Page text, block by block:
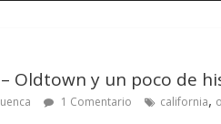
Oldtown y un poco de
1 Comentario california,